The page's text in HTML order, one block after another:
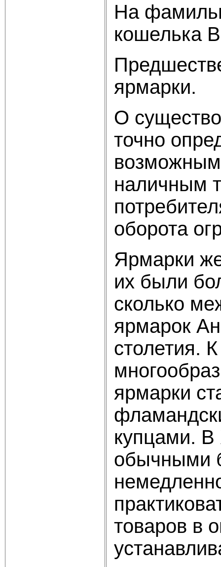
На
кошелька
ярмарки.
О
точно
наличным
оборота
Ярмарки
их были
сколько
ярмарок
столетия.
ярмарки
купцами. В
обычными
товаров в